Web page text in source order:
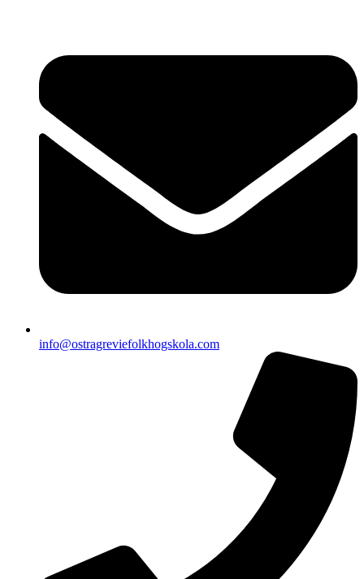
info@ostragreviefolkhogskola.com